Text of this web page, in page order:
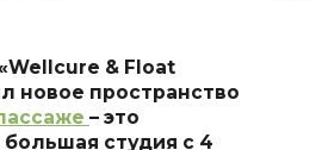
& Float
новое пространство
– это
студия с 4